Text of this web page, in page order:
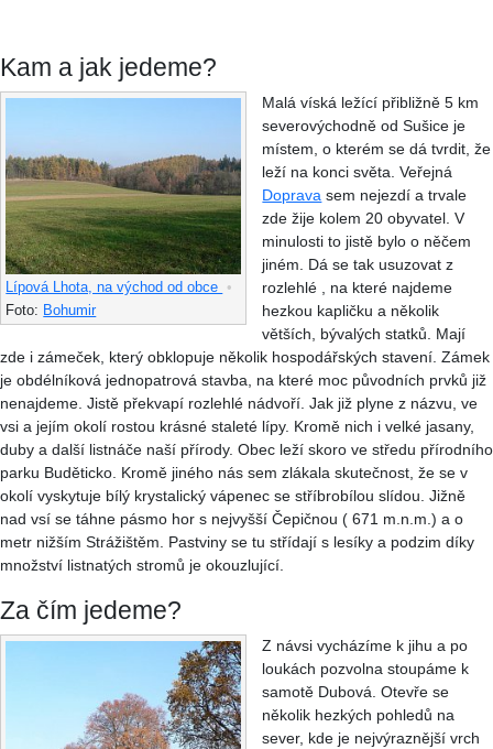
Kam a jak jedeme?
Lípová Lhota, na východ od obce •
Foto: Bohumir
Malá víská ležící přibližně 5 km
severovýchodně od Sušice je
místem, o kterém se dá tvrdit, že
leží na konci světa. Veřejná
Doprava sem nejezdí a trvale
zde žije kolem 20 obyvatel. V
minulosti to jistě bylo o něčem
jiném. Dá se tak usuzovat z
rozlehlé , na které najdeme
hezkou kapličku a několik
větších, bývalých statků. Mají
zde i zámeček, který obklopuje několik hospodářských stavení. Zámek
je obdélníková jednopatrová stavba, na které moc původních prvků již
nenajdeme. Jistě překvapí rozlehlé nádvoří. Jak již plyne z názvu, ve
vsi a jejím okolí rostou krásné staleté lípy. Kromě nich i velké jasany,
duby a další listnáče naší přírody. Obec leží skoro ve středu přírodního
parku Buděticko. Kromě jiného nás sem zlákala skutečnost, že se v
okolí vyskytuje bílý krystalický vápenec se stříbrobílou slídou. Jižně
nad vsí se táhne pásmo hor s nejvyšší Čepičnou ( 671 m.n.m.) a o
metr nižším Strážištěm. Pastviny se tu střídají s lesíky a podzim díky
množství listnatých stromů je okouzlující.
Za čím jedeme?
Z návsi vycházíme k jihu a po
loukách pozvolna stoupáme k
samotě Dubová. Otevře se
několik hezkých pohledů na
sever, kde je nejvýraznější vrch